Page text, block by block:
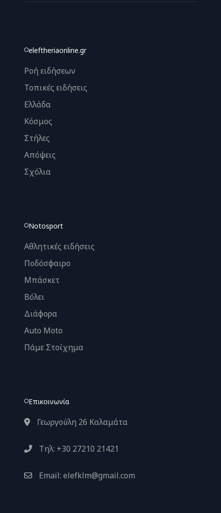
eleftheriaonline.gr
Ροή ειδήσεων
Τοπικές ειδήσεις
Ελλάδα
Κόσμος
Στήλες
Απόψεις
Σχόλια
Notosport
Αθλητικές ειδήσεις
Ποδόσφαιρο
Μπάσκετ
Βόλει
Διάφορα
Auto Moto
Πάμε Στοίχημα
Επικοινωνία
Γεωργούλη 26 Καλαμάτα
Τηλ: +30 27210 21421
Email: elefklm@gmail.com